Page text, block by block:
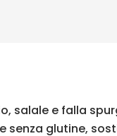
salale e falla
senza glutine,